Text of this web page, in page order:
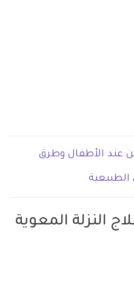
عند الأطفال وطرق
الطبيعية
النزلة المعوية